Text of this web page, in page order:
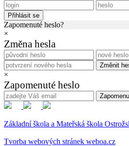
Přihlásit se
Zapomenuté heslo?
×
Změna hesla
Změnit
×
Zapomenuté heslo
Základní škola a Mateřská škola
Tvorba webových stránek weboa.cz